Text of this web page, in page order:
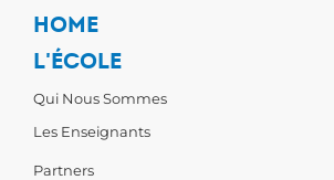
HOME
L'ÉCOLE
Qui Nous Sommes
Les Enseignants
Partners